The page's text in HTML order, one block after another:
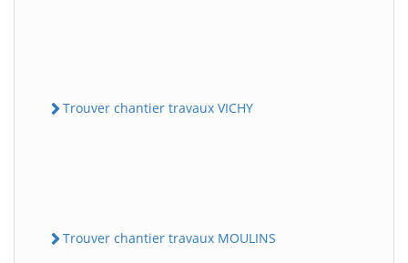
Trouver chantier travaux VICHY
Trouver chantier travaux MOULINS